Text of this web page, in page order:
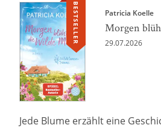
BESTSELLER Patricia Koelle
Morgen
29.07.2026
Jede Blume erzählt eine